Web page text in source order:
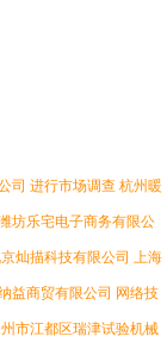
司 进行市场调查 杭州暖
坊乐宅电子商务有限公
灿描科技有限公司 上海
益商贸有限公司 网络技
市江都区瑞津试验机械